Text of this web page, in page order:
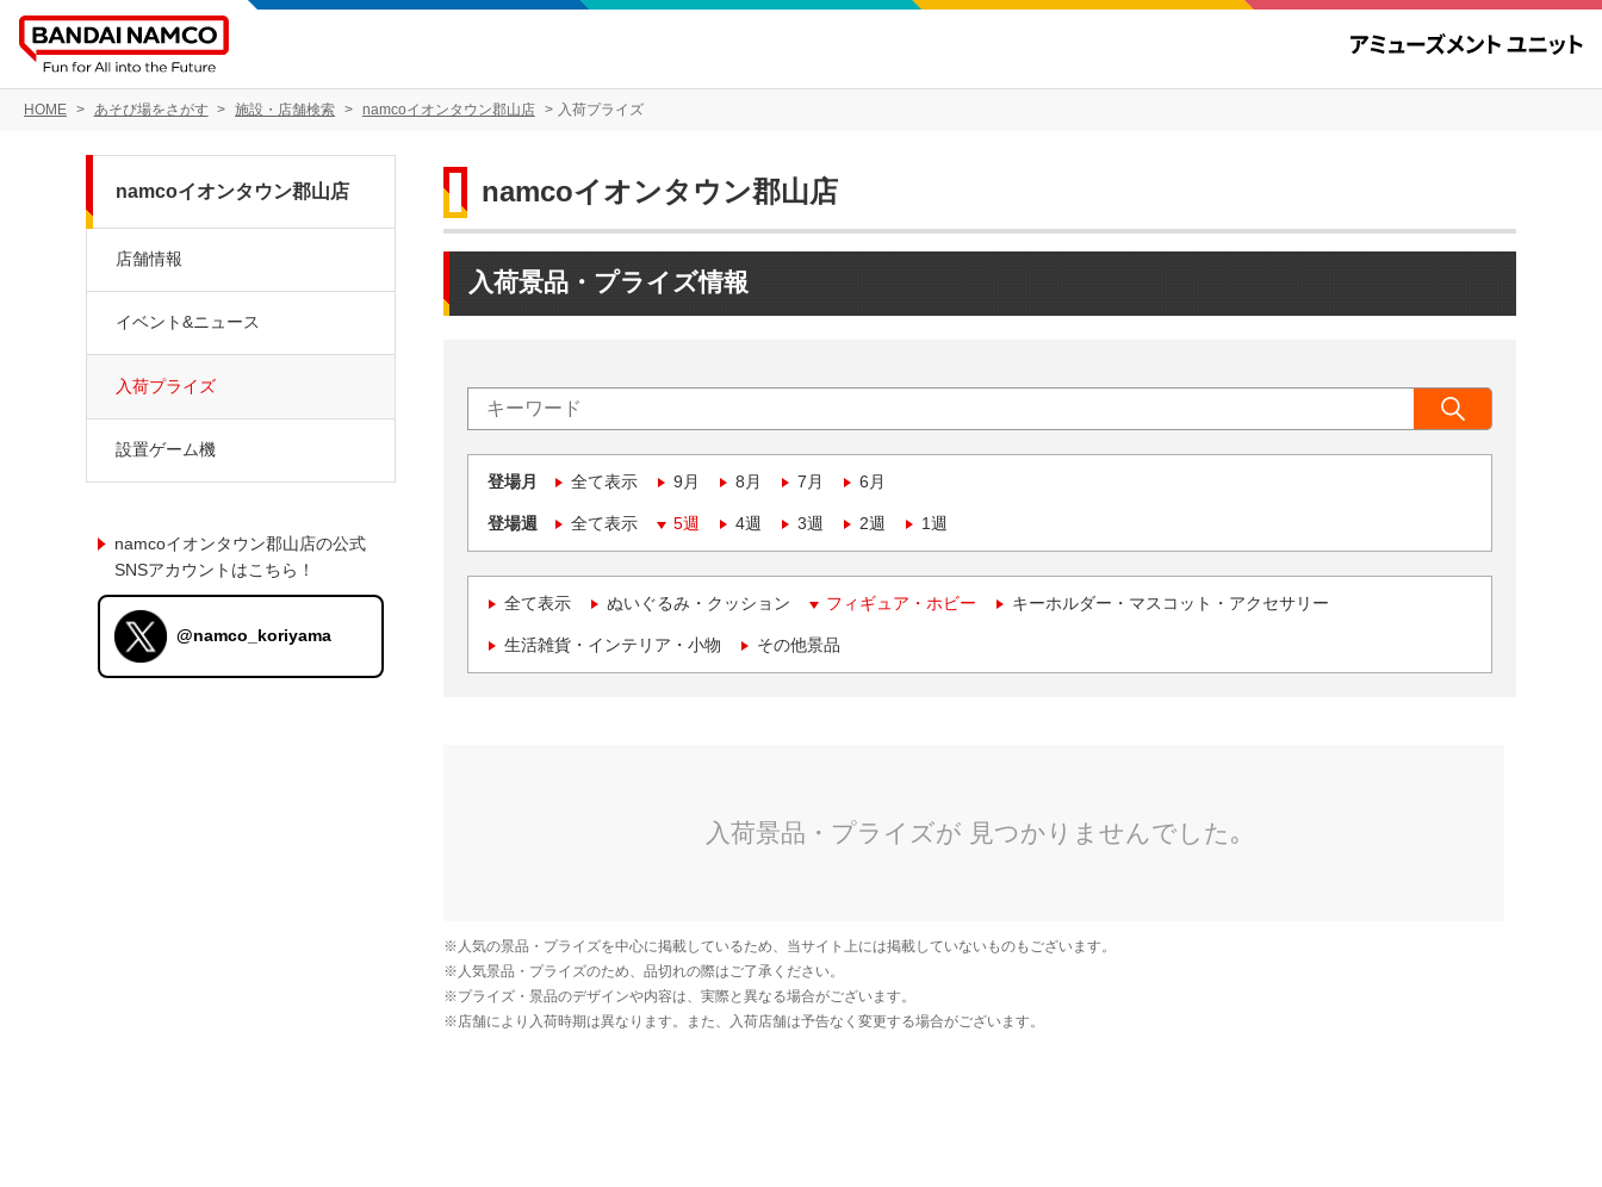
HOME あそび場をさがす 施設・店舗検索 namcoイオンタウン郡山店 入荷プライズ
namcoイオンタウン郡山店
入荷景品・プライズ情報
登場月 全て表示 9月 8月 7月 6月
登場週 全て表示 5週 4週 3週 2週 1週
全て表示 ぬいぐるみ・クッション フィギュア・ホビー キーホルダー・マスコット・アクセサリー
生活雑貨・インテリア・小物 その他景品
namcoイオンタウン郡山店
店舗情報
イベント&ニュース
入荷プライズ
設置ゲーム機
namcoイオンタウン郡山店の公式
SNSアカウントはこちら！
@namco_koriyama